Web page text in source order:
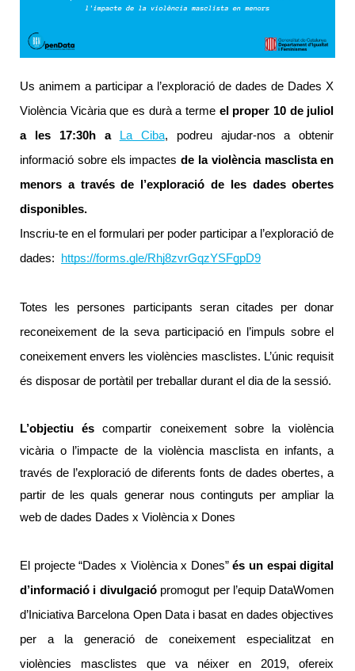
Us animem a participar a l’exploració de dades de Dades X
Violència Vicària que es durà a terme el proper 10 de juliol
a les 17:30h a
La Ciba, podreu ajudar-nos a obtenir
informació sobre els impactes de la violència masclista en
menors a través de l’exploració de les dades obertes
disponibles.
Inscriu-te en el formulari per poder participar a l’exploració de
dades:
https://forms.gle/Rhj8zvrGqzYSFgpD9
Totes les persones participants seran citades per donar
reconeixement de la seva participació en l’impuls sobre el
coneixement envers les violències masclistes. L’únic requisit
és disposar de portàtil per treballar durant el dia de la sessió.
L’objectiu és compartir coneixement sobre la violència
vicària o l’impacte de la violència masclista en infants, a
través de l’exploració de diferents fonts de dades obertes, a
partir de les quals generar nous continguts per ampliar la
web de dades Dades x Violència x Dones
El projecte “Dades x Violència x Dones” és un espai digital
d’informació i divulgació promogut per l’equip DataWomen
d’Iniciativa Barcelona Open Data i basat en dades objectives
per a la generació de coneixement especialitzat en
violències masclistes que va néixer en 2019, ofereix